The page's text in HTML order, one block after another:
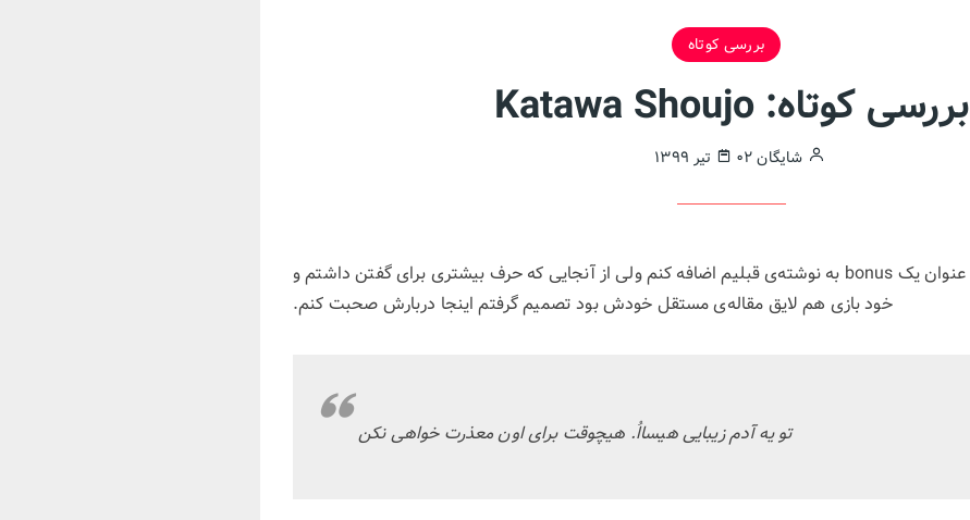
بررسی کوتاه
بررسی کوتاه: Katawa Shoujo
شایگان ۰۲ تیر ۱۳۹۹
در آغاز قرار بود این بازی را به عنوان یک bonus به نوشته‌ی قبلیم اضافه کنم ولی از آنجایی که حرف بیشتری برای گفتن داشتم و
خود بازی هم لایق مقاله‌ی مستقل خودش بود تصمیم گرفتم اینجا دربارش صحبت کنم.
تو یه آدم زیبایی هیسااُ. هیچو‌قت برای اون معذرت خواهی نکن